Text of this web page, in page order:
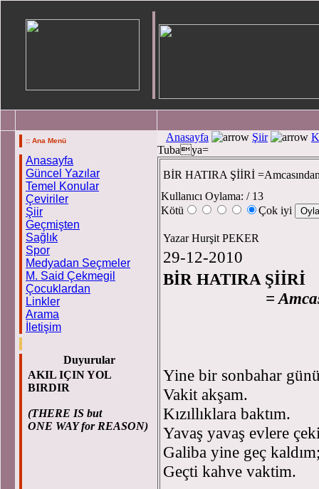
:: Ana Menü
Anasayfa
Güncel Yazılar
Temel Konular
Çeviriler
Şiir
Geçmişten
Sağlık
Spor
Medyadan Seçmeler
M. Said Çekmegil
Çocuklardan
Linkler
Arama
İletişim
Duyurular
AKIL IÇIN YOL
BIRDIR
(THERE IS but
ONE WAY for REASON)
Anasayfa Şiir
Tubaya=
BİR HATIRA ŞİİRİ
Kullanıcı Oylama: / 13
Kötü
Çok iyi
Yazar Hurşit PEKER
29-12-2010
BİR HATIRA ŞİİRİ
=
Yine bir sonbahar
Vakit akşam.
Kızıllıklara baktım.
Yavaş yavaş evlere
Galiba yine geç
Geçti kahve vaktim.